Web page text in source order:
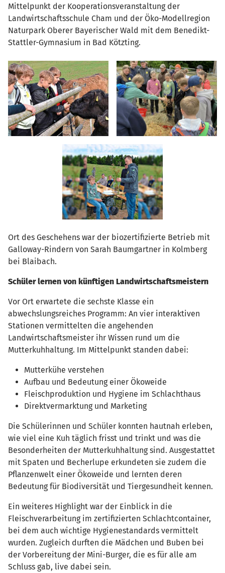
Mittelpunkt der Kooperationsveranstaltung der
Landwirtschaftsschule Cham und der Öko-Modellregion
Naturpark Oberer Bayerischer Wald mit dem Benedikt-
Stattler-Gymnasium in Bad Kötzting.
Ort des Geschehens war der biozertifizierte Betrieb mit
Galloway-Rindern von Sarah Baumgartner in Kolmberg
bei Blaibach.
Schüler lernen von künftigen Landwirtschaftsmeistern
Vor Ort erwartete die sechste Klasse ein
abwechslungsreiches Programm: An vier interaktiven
Stationen vermittelten die angehenden
Landwirtschaftsmeister ihr Wissen rund um die
Mutterkuhhaltung. Im Mittelpunkt standen dabei:
Mutterkühe verstehen
Aufbau und Bedeutung einer Ökoweide
Fleischproduktion und Hygiene im Schlachthaus
Direktvermarktung und Marketing
Die Schülerinnen und Schüler konnten hautnah erleben,
wie viel eine Kuh täglich frisst und trinkt und was die
Besonderheiten der Mutterkuhhaltung sind. Ausgestattet
mit Spaten und Becherlupe erkundeten sie zudem die
Pflanzenwelt einer Ökoweide und lernten deren
Bedeutung für Biodiversität und Tiergesundheit kennen.
Ein weiteres Highlight war der Einblick in die
Fleischverarbeitung im zertifizierten Schlachtcontainer,
bei dem auch wichtige Hygienestandards vermittelt
wurden. Zugleich durften die Mädchen und Buben bei
der Vorbereitung der Mini-Burger, die es für alle am
Schluss gab, live dabei sein.